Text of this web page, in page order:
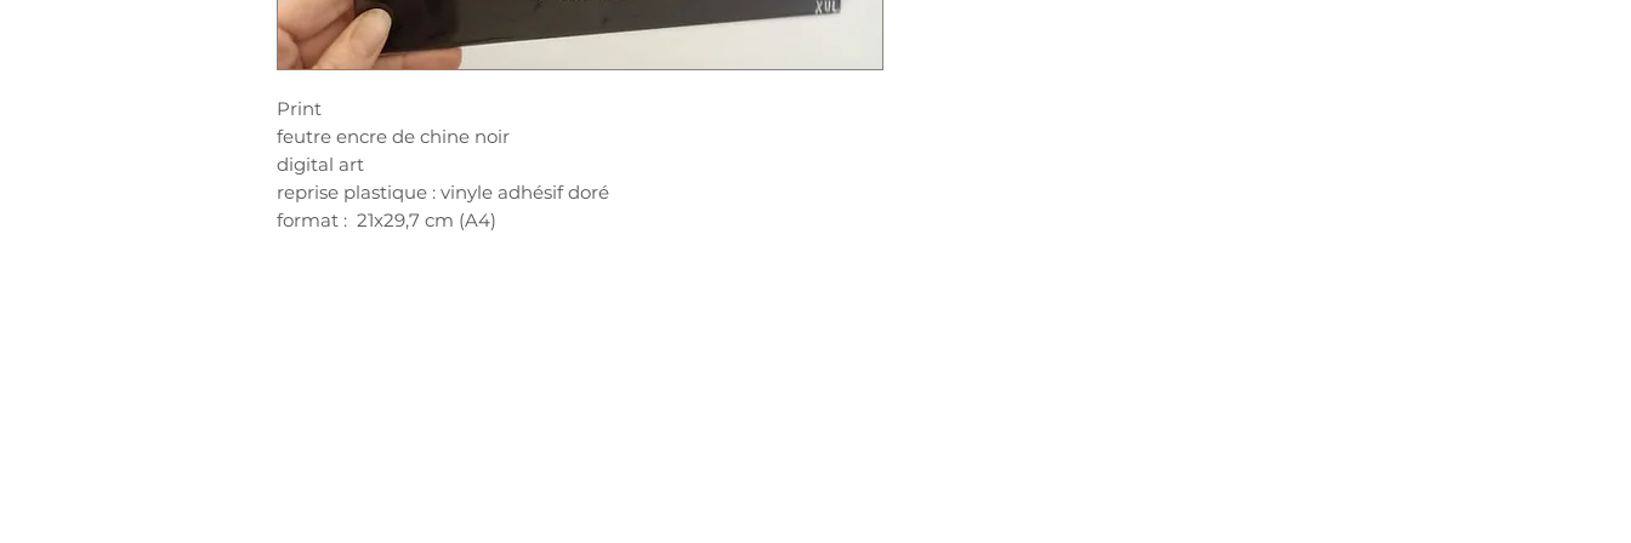
Print
feutre encre de chine noir
digital art
reprise plastique : vinyle adhésif doré
format : 21x29,7 cm (A4)